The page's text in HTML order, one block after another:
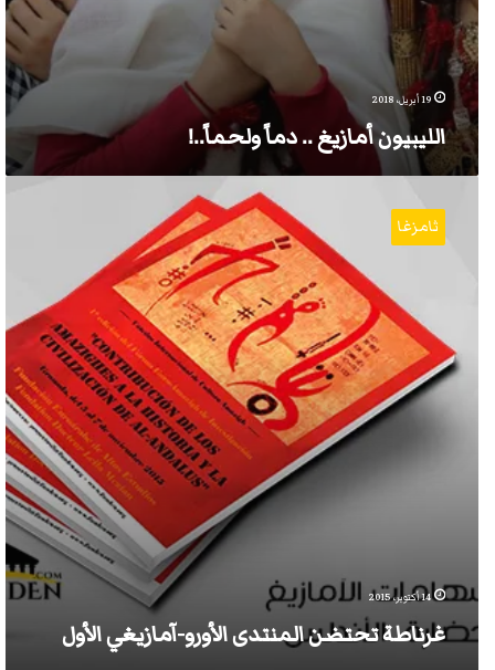
19 أبريل، 2018
الليبيون أمازيغ .. دماً ولحماً..!
تحتضن
المنتدىثامزغا
14 أكتوبر، 2015
غرناطة تحتضن المنتدى الأورو-آمازيغي الأول